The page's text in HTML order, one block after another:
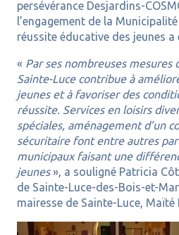
persévérance Desjardins-
l’engagement de la
réussite éducative des jeunes a
« Par ses nombreuses mesures
Sainte-Luce contribue à
jeunes et à favoriser des
réussite. Services en loisirs
spéciales, aménagement d’un
sécuritaire font entre autres
municipaux faisant une
jeunes», a souligné Patricia
de Sainte-Luce-des-Bois-et-
mairesse de Sainte-Luce,